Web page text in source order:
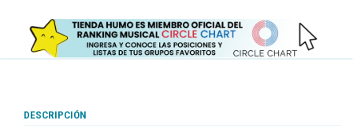
DESCRIPCIÓN